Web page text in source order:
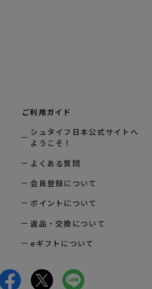
ご利用ガイド
シュタイフ日本公式サイトへ
ようこそ！
よくある質問
会員登録について
ポイントについて
返品・交換について
eギフトについて